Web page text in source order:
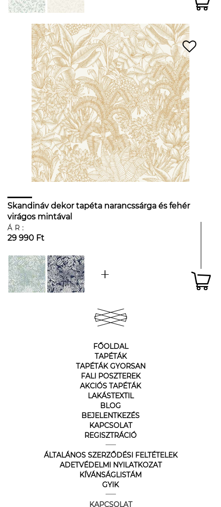
Skandináv dekor tapéta narancssárga és fehér
virágos mintával
ÁR:
29 990 Ft
FŐOLDAL
TAPÉTÁK
TAPÉTÁK GYORSAN
FALI POSZTEREK
AKCIÓS TAPÉTÁK
LAKÁSTEXTIL
BLOG
BEJELENTKEZÉS
KAPCSOLAT
REGISZTRÁCIÓ
ÁLTALÁNOS SZERZŐDÉSI FELTÉTELEK
ADETVÉDELMI NYILATKOZAT
KÍVÁNSÁGLISTÁM
GYIK
KAPCSOLAT